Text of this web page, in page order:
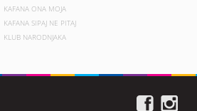
KAFANA ONA MOJA
KAFANA SIPAJ NE PITAJ
KLUB NARODNJAKA